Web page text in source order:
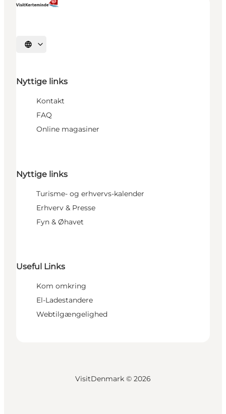
Vælg sprog
Nyttige links
Kontakt
FAQ
Online magasiner
Nyttige links
Turisme- og erhvervs-kalender
Erhverv & Presse
Fyn & Øhavet
Useful Links
Kom omkring
El-Ladestandere
Webtilgængelighed
VisitDenmark © 2026